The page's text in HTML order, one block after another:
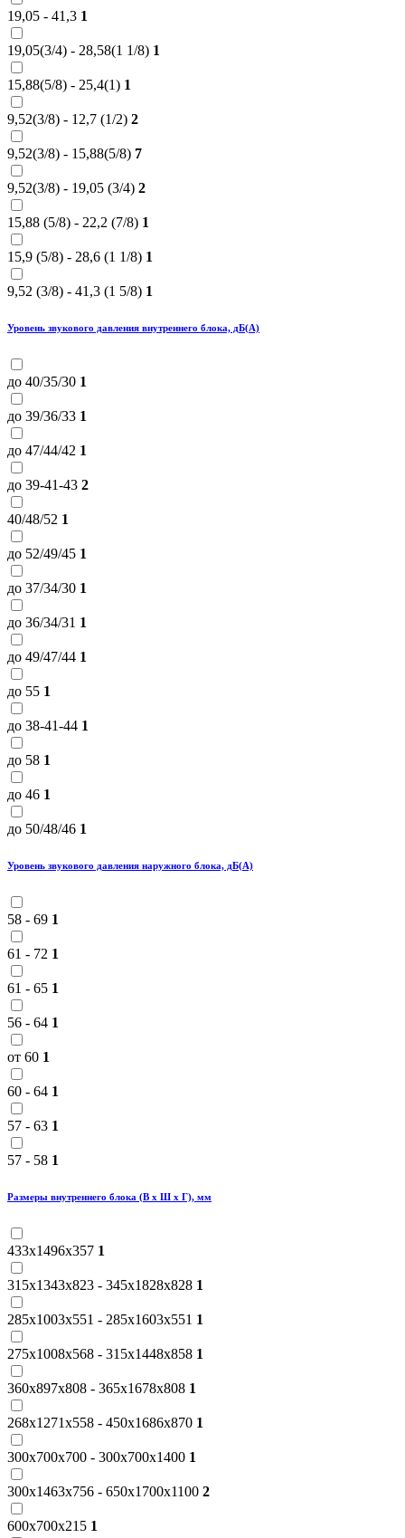
19,05 - 41,3 1
19,05(3/4) - 28,58(1 1/8) 1
15,88(5/8) - 25,4(1) 1
9,52(3/8) - 12,7 (1/2) 2
9,52(3/8) - 15,88(5/8) 7
9,52(3/8) - 19,05 (3/4) 2
15,88 (5/8) - 22,2 (7/8) 1
15,9 (5/8) - 28,6 (1 1/8) 1
9,52 (3/8) - 41,3 (1 5/8) 1
Уровень звукового давления внутреннего блока, дБ(А)
до 40/35/30 1
до 39/36/33 1
до 47/44/42 1
до 39-41-43 2
40/48/52 1
до 52/49/45 1
до 37/34/30 1
до 36/34/31 1
до 49/47/44 1
до 55 1
до 38-41-44 1
до 58 1
до 46 1
до 50/48/46 1
Уровень звукового давления наружного блока, дБ(А)
58 - 69 1
61 - 72 1
61 - 65 1
56 - 64 1
от 60 1
60 - 64 1
57 - 63 1
57 - 58 1
Размеры внутреннего блока (В х Ш х Г), мм
433х1496х357 1
315x1343x823 - 345x1828x828 1
285x1003x551 - 285x1603x551 1
275х1008х568 - 315x1448x858 1
360х897х808 - 365х1678х808 1
268x1271x558 - 450x1686x870 1
300х700х700 - 300х700х1400 1
300x1463x756 - 650x1700x1100 2
600x700x215 1